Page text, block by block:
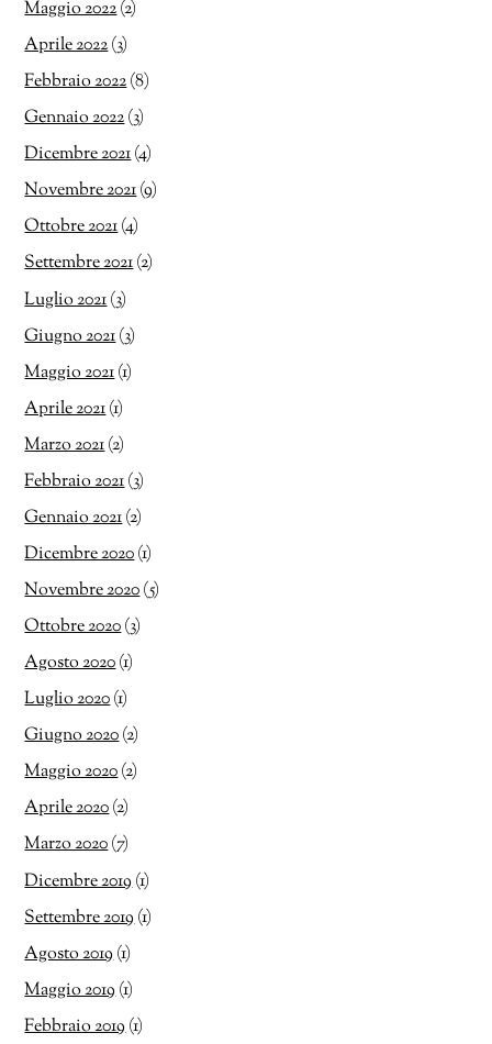
Maggio 2022(2)
Aprile 2022(3)
Febbraio 2022(8)
Gennaio 2022(3)
Dicembre 2021(4)
Novembre 2021(9)
Ottobre 2021(4)
Settembre 2021(2)
Luglio 2021(3)
Giugno 2021(3)
Maggio 2021(1)
Aprile 2021(1)
Marzo 2021(2)
Febbraio 2021(3)
Gennaio 2021(2)
Dicembre 2020(1)
Novembre 2020(5)
Ottobre 2020(3)
Agosto 2020(1)
Luglio 2020(1)
Giugno 2020(2)
Maggio 2020(2)
Aprile 2020(2)
Marzo 2020(7)
Dicembre 2019(1)
Settembre 2019(1)
Agosto 2019(1)
Maggio 2019(1)
Febbraio 2019(1)